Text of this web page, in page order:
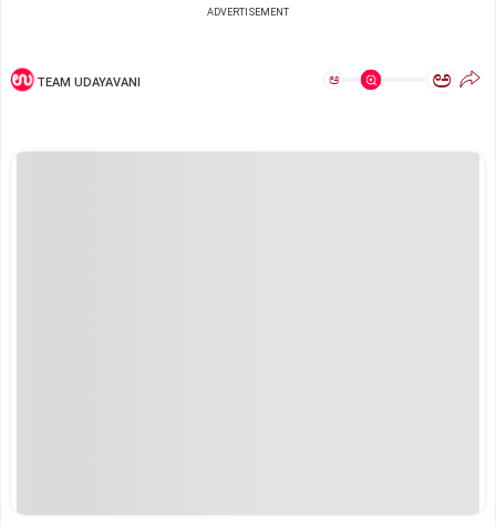
ADVERTISEMENT
TEAM UDAYAVANI ಅ ಅ